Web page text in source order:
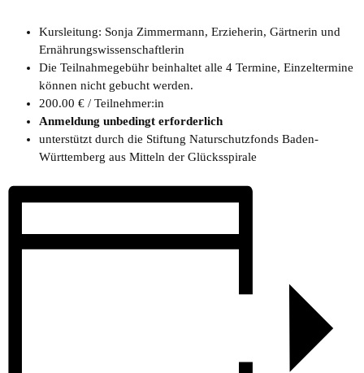
Kursleitung: Sonja Zimmermann, Erzieherin, Gärtnerin und
Ernährungswissenschaftlerin
Die Teilnahmegebühr beinhaltet alle 4 Termine, Einzeltermine
können nicht gebucht werden.
200.00 € / Teilnehmer:in
Anmeldung unbedingt erforderlich
unterstützt durch die Stiftung Naturschutzfonds Baden-
Württemberg aus Mitteln der Glücksspirale